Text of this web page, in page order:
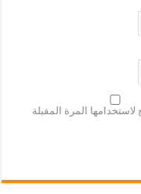
لاستخدامها المرة المقبلة